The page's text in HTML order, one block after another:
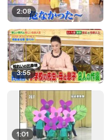
2:08
3:55
1:01